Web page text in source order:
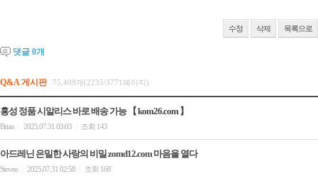
수정 삭제 목록으로
댓글 0개
Q&A 게시판 75,409개(2235/3771페이지)
홍성 정품 시알리스 바로 배송 가능 【 kom26.com 】
Brian 2025.07.31 03:03 조회 143
아드레닌 은밀한 사랑의 비밀 zomd12.com 마음을 열다
Steven 2025.07.31 02:58 조회 168